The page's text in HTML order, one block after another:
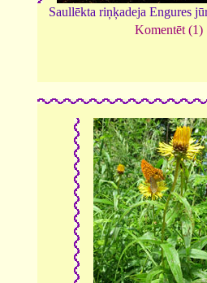
Saullēkta riņķadeja Engures
Komentēt (1)